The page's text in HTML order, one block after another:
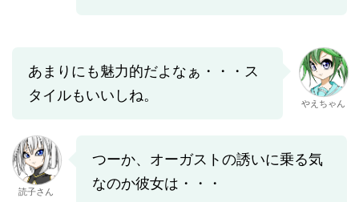
あまりにも魅力的だよなぁ・・・ス
タイルもいいしね。
やえちゃん
読子さん
つーか、オーガストの誘いに乗る気
なのか彼女は・・・